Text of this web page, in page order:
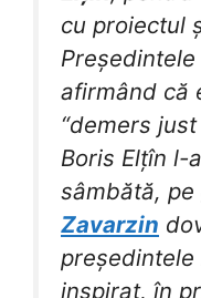
cu proiectul
afirmând că
“demers
Boris Elțîn l-
sâmbătă, pe
Zavarzin
președintele
inspirat, în